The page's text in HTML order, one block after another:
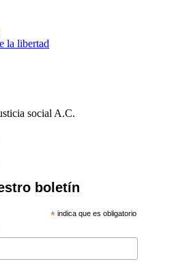
la libertad
social A.C.
boletín
*indica que es obligatorio